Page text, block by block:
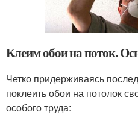
Клеим обои на поток.
Четко придерживаясь
поклеить обои на потолок
особого труда: